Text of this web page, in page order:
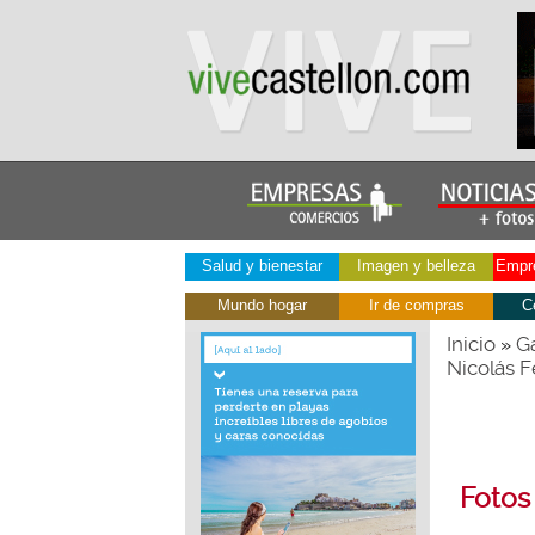
Salud y bienestar Imagen y belleza
Mundo hogar Ir de compras
Inicio»
Nicolás